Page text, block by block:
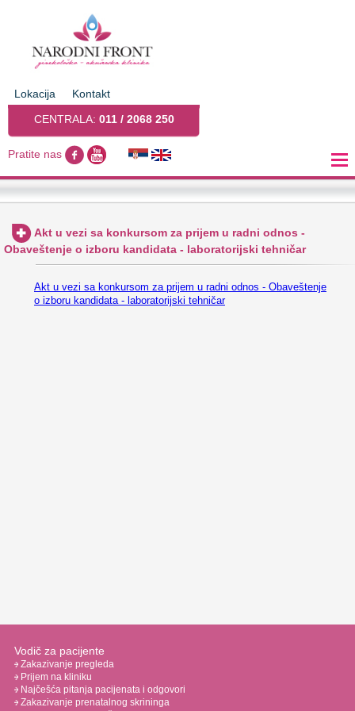
Lokacija
Kontakt
CENTRALA: 011 / 2068 250
Pratite nas
Akt u vezi sa konkursom za prijem u radni odnos -
Obaveštenje o izboru kandidata - laboratorijski tehničar
Akt u vezi sa konkursom za prijem u radni odnos - Obaveštenje
o izboru kandidata - laboratorijski tehničar
Vodič za pacijente
Zakazivanje pregleda
Prijem na kliniku
Najčešća pitanja pacijenata i odgovori
Zakazivanje prenatalnog skrininga